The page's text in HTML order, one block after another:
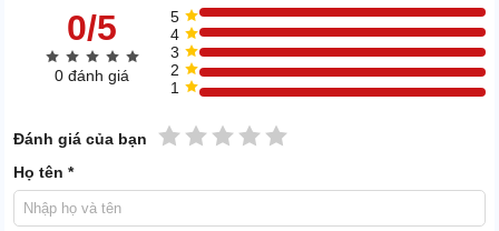
0/5
0 đánh giá
5
4
3
2
1
Đánh giá của bạn 5 sao
4 sao
3 sao
2 sao
1 sao
Họ tên *